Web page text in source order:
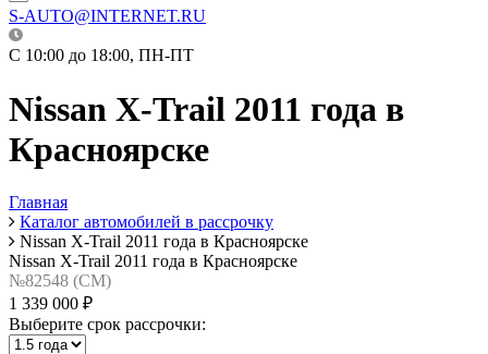
S-AUTO@INTERNET.RU
C 10:00 до 18:00, ПН-ПТ
Nissan X-Trail 2011 года в
Красноярске
Главная
Каталог автомобилей в рассрочку
Nissan X-Trail 2011 года в Красноярске
Nissan X-Trail 2011 года в Красноярске
№82548 (CM)
1 339 000 ₽
Выберите срок рассрочки: